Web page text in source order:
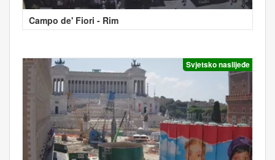
Campo de' Fiori - Rim
Svjetsko naslijeđe